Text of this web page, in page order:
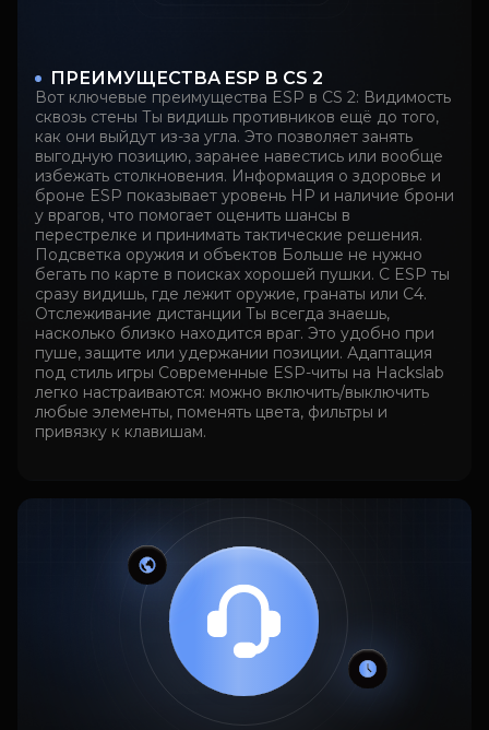
ПРЕИМУЩЕСТВА ESP В CS 2
Вот ключевые преимущества ESP в CS 2: Видимость
сквозь стены Ты видишь противников ещё до того,
как они выйдут из-за угла. Это позволяет занять
выгодную позицию, заранее навестись или вообще
избежать столкновения. Информация о здоровье и
броне ESP показывает уровень HP и наличие брони
у врагов, что помогает оценить шансы в
перестрелке и принимать тактические решения.
Подсветка оружия и объектов Больше не нужно
бегать по карте в поисках хорошей пушки. С ESP ты
сразу видишь, где лежит оружие, гранаты или C4.
Отслеживание дистанции Ты всегда знаешь,
насколько близко находится враг. Это удобно при
пуше, защите или удержании позиции. Адаптация
под стиль игры Современные ESP-читы на Hackslab
легко настраиваются: можно включить/выключить
любые элементы, поменять цвета, фильтры и
привязку к клавишам.